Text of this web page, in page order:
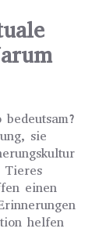
sie
Tieres
einen
helfen